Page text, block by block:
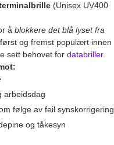
(Unisex UV400
å blokkere det blå lyset fra
og fremst populært innen
sett behovet for databriller.
arbeidsdag
følge av feil synskorrigering
og tåkesyn